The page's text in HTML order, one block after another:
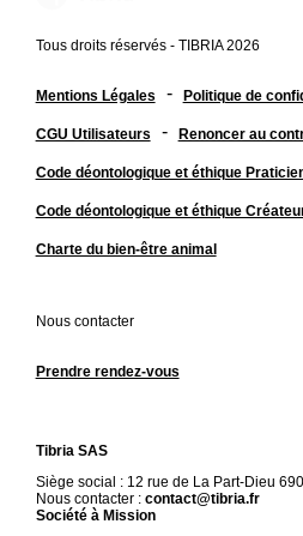
Tous droits réservés - TIBRIA 2026
Mentions Légales - Politique de
CGU Utilisateurs - Renoncer au
Code déontologique et éthique
Code déontologique et éthique
Charte du bien-être animal
Nous contacter
Prendre rendez-vous
Tibria SAS
Siège social : 12 rue de La Part-Dieu
Nous contacter : contact@tibria.fr
Société à Mission